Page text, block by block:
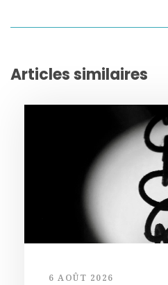
Articles similaires
6 AOÛT 2026